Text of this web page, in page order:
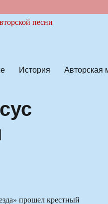
История Авторская